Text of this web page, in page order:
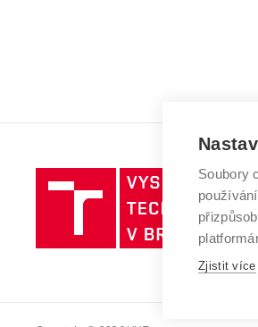
Soubory
Zjistit více